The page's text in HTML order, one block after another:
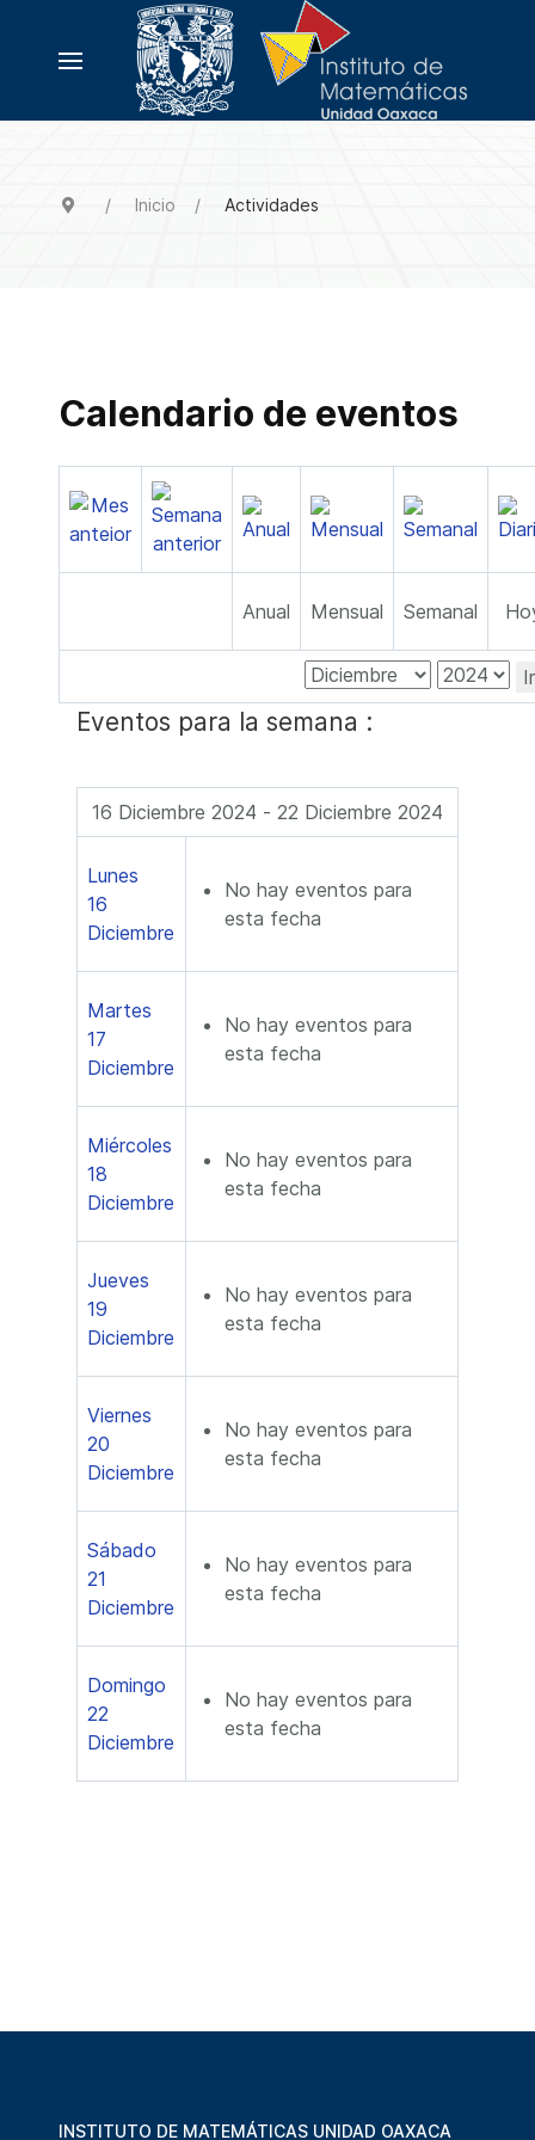
Inicio Actividades
Calendario de eventos
Anual Mensual Semanal
Eventos para la semana :
16 Diciembre 2024 - 22 Diciembre 2024
Lunes
16
Diciembre
No hay eventos para
esta fecha
Martes
17
Diciembre
No hay eventos para
esta fecha
Miércoles
18
Diciembre
No hay eventos para
esta fecha
Jueves
19
Diciembre
No hay eventos para
esta fecha
Viernes
20
Diciembre
No hay eventos para
esta fecha
Sábado
21
Diciembre
No hay eventos para
esta fecha
Domingo
22
Diciembre
No hay eventos para
esta fecha
INSTITUTO DE MATEMÁTICAS UNIDAD OAXACA